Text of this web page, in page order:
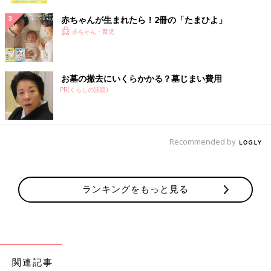
赤ちゃんが生まれたら！2冊の「たまひよ」
赤ちゃん・育児
お墓の撤去にいくらかかる？墓じまい費用
PR(くらしの話題)
Recommended by
ランキングをもっと見る
関連記事